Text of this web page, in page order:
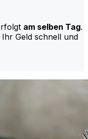
am selben Tag.
Geld schnell und